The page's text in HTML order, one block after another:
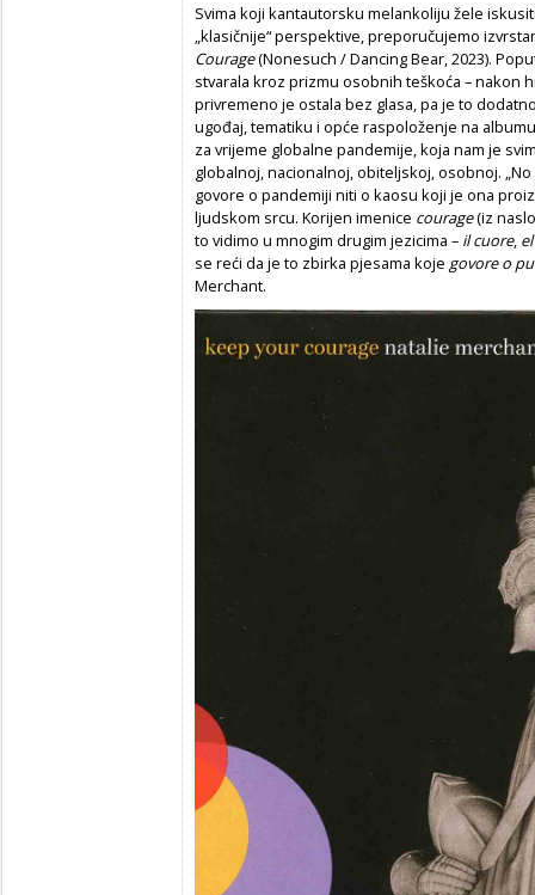
Svima koji kantautorsku melankoliju žele
„klasičnije“ perspektive, preporučujemo
Courage(Nonesuch / Dancing Bear, 2023).
stvarala kroz prizmu osobnih teškoća – nakon
privremeno je ostala bez glasa, pa je to
ugođaj, tematiku i opće raspoloženje na
za vrijeme globalne pandemije, koja nam je
globalnoj, nacionalnoj, obiteljskoj, osobnoj.
govore o pandemiji niti o kaosu koji je ona
ljudskom srcu. Korijen imenice courage(iz
to vidimo u mnogim drugim jezicima – il cuore,
se reći da je to zbirka pjesama koje govore o
Merchant.